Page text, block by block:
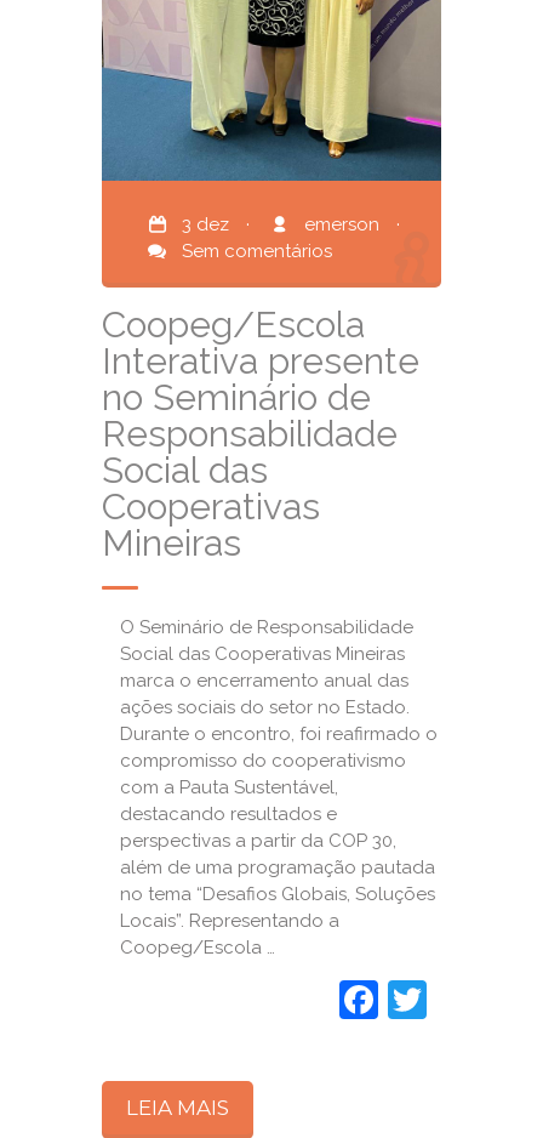
3 dez · emerson
·
Sem comentários
Coopeg/Escola
Interativa presente
no Seminário de
Responsabilidade
Social das
Cooperativas
Mineiras
O Seminário de Responsabilidade
Social das Cooperativas Mineiras
marca o encerramento anual das
ações sociais do setor no Estado.
Durante o encontro, foi reafirmado o
compromisso do cooperativismo
com a Pauta Sustentável,
destacando resultados e
perspectivas a partir da COP 30,
além de uma programação pautada
no tema “Desafios Globais, Soluções
Locais”. Representando a
Coopeg/Escola …
LEIA MAIS